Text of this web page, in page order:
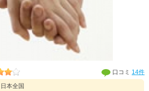
口コミ 14件
日本全国